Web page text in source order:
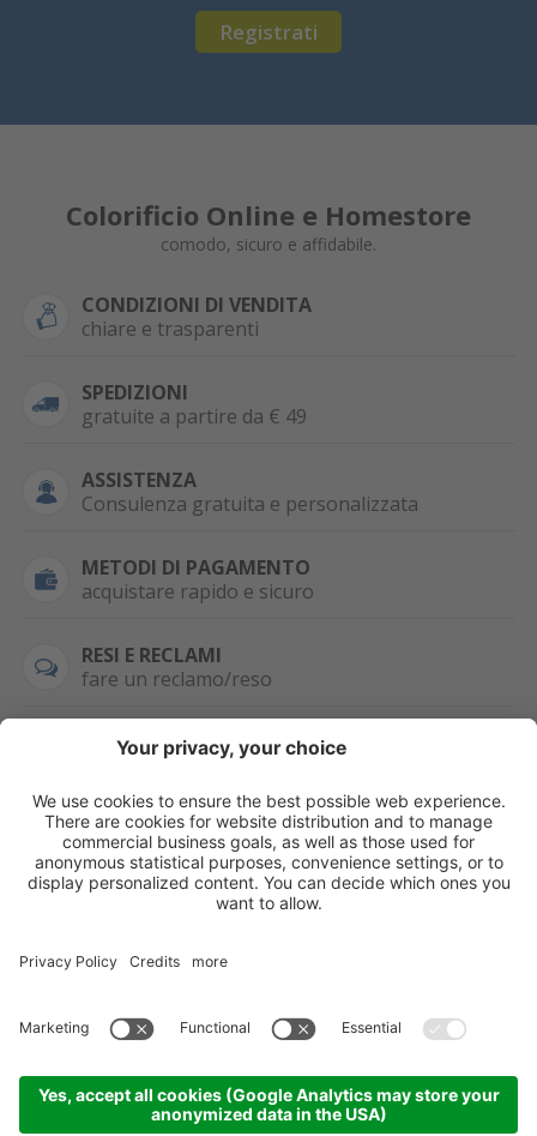
Registrati
Colorificio Online e Homestore
comodo, sicuro e affidabile.
CONDIZIONI DI VENDITA
chiare e trasparenti
SPEDIZIONI
gratuite a partire da € 49
ASSISTENZA
Consulenza gratuita e personalizzata
METODI DI PAGAMENTO
acquistare rapido e sicuro
RESI E RECLAMI
fare un reclamo/reso
SEMPRE DISPONIBILE
0471 506798
WHATSAPP
+39 376 2951129
Credits
Sitemap Informativa privacy
Impostazioni cookie
Partner
Come arrivare
HAI LA PARTITA
IVA?
Per ordini, offerte,
prezzi speciali e
ulteriori articoli